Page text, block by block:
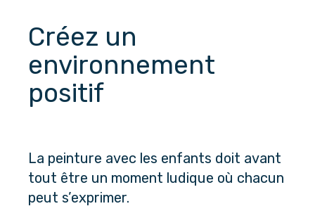
Créez un
environnement
positif
La peinture avec les enfants doit avant
tout être un moment ludique où chacun
peut s’exprimer.